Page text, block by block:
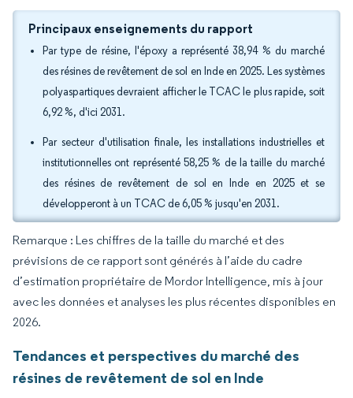
Principaux enseignements du rapport
Par type de résine, l'époxy a représenté 38,94 % du marché
des résines de revêtement de sol en Inde en 2025. Les systèmes
polyaspartiques devraient afficher le TCAC le plus rapide, soit
6,92 %, d'ici 2031.
Par secteur d'utilisation finale, les installations industrielles et
institutionnelles ont représenté 58,25 % de la taille du marché
des résines de revêtement de sol en Inde en 2025 et se
développeront à un TCAC de 6,05 % jusqu'en 2031.
Remarque : Les chiffres de la taille du marché et des
prévisions de ce rapport sont générés à l’aide du cadre
d’estimation propriétaire de Mordor Intelligence, mis à jour
avec les données et analyses les plus récentes disponibles en
2026.
Tendances et perspectives du marché des
résines de revêtement de sol en Inde